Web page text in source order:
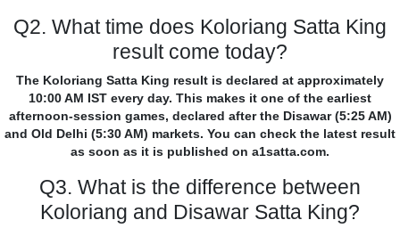
Q2. What time does Koloriang Satta King
result come today?
The Koloriang Satta King result is declared at approximately
10:00 AM IST every day. This makes it one of the earliest
afternoon-session games, declared after the Disawar (5:25 AM)
and Old Delhi (5:30 AM) markets. You can check the latest result
as soon as it is published on a1satta.com.
Q3. What is the difference between
Koloriang and Disawar Satta King?